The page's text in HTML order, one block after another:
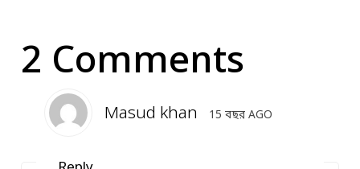
2 Comments
Masud khan 15 বছর AGO